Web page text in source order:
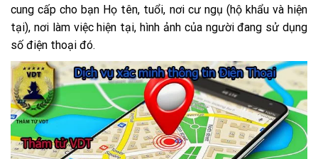
cung cấp cho bạn Họ tên, tuổi, nơi cư ngụ (hộ khẩu và hiện
tại), nơi làm việc hiện tại, hình ảnh của người đang sử dụng
số điện thoại đó.